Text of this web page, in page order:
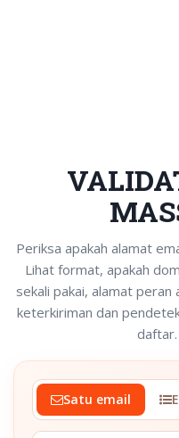
Periksa apakah alamat
Lihat format, apakah
sekali pakai, alamat
keterkiriman dan
Satu email